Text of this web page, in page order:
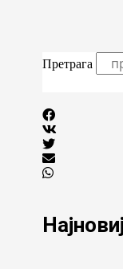
Претрага